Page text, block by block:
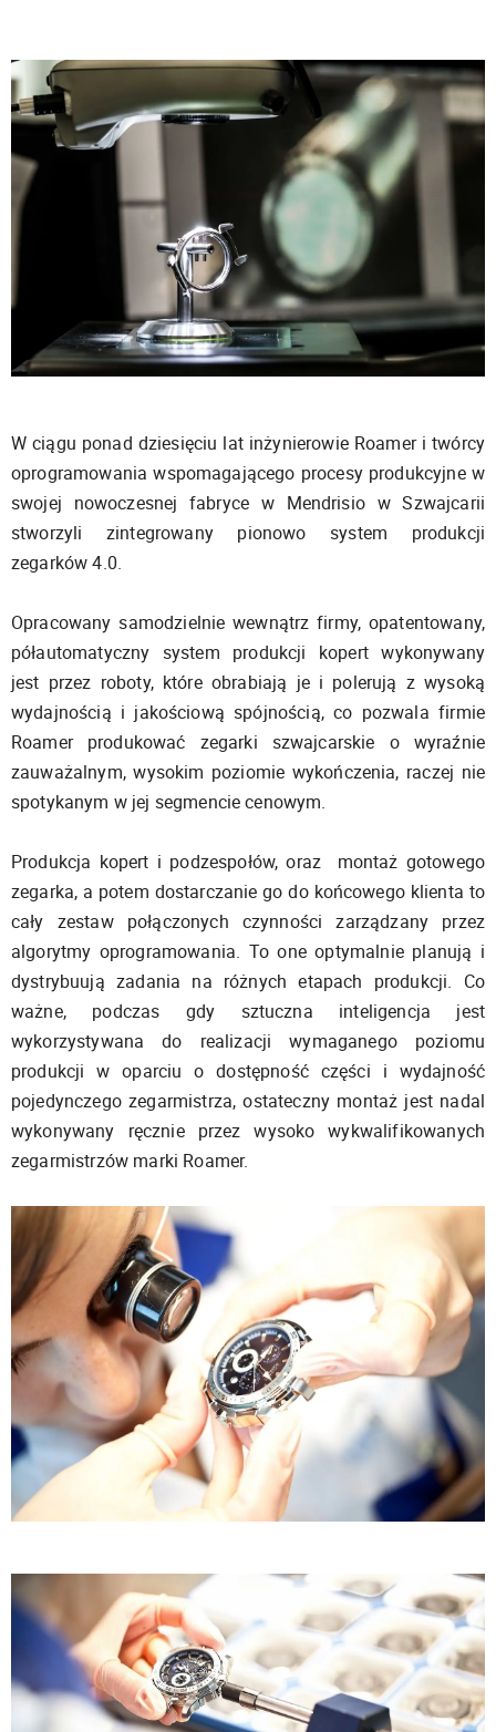
W ciągu ponad dziesięciu lat inżynierowie Roamer i twórcy
oprogramowania wspomagającego procesy produkcyjne w
swojej nowoczesnej fabryce w Mendrisio w Szwajcarii
stworzyli zintegrowany pionowo system produkcji
zegarków 4.0.
Opracowany samodzielnie wewnątrz firmy, opatentowany,
półautomatyczny system produkcji kopert wykonywany
jest przez roboty, które obrabiają je i polerują z wysoką
wydajnością i jakościową spójnością, co pozwala firmie
Roamer produkować zegarki szwajcarskie o wyraźnie
zauważalnym, wysokim poziomie wykończenia, raczej nie
spotykanym w jej segmencie cenowym.
Produkcja kopert i podzespołów, oraz montaż gotowego
zegarka, a potem dostarczanie go do końcowego klienta to
cały zestaw połączonych czynności zarządzany przez
algorytmy oprogramowania. To one optymalnie planują i
dystrybuują zadania na różnych etapach produkcji. Co
ważne, podczas gdy sztuczna inteligencja jest
wykorzystywana do realizacji wymaganego poziomu
produkcji w oparciu o dostępność części i wydajność
pojedynczego zegarmistrza, ostateczny montaż jest nadal
wykonywany ręcznie przez wysoko wykwalifikowanych
zegarmistrzów marki Roamer.